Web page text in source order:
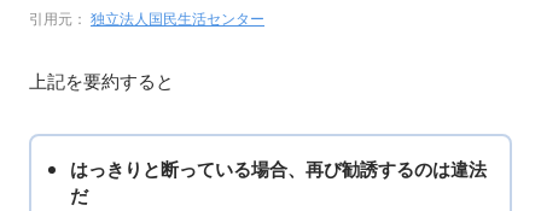
引用元： 独立法人国民生活センター
上記を要約すると
はっきりと断っている場合、再び勧誘するのは違法
だ